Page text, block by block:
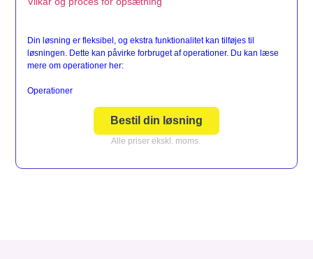
Din løsning er fleksibel, og ekstra funktionalitet kan tilføjes til
løsningen. Dette kan påvirke forbruget af operationer. Du kan læse
mere om operationer her:
Operationer
Bestil din løsning
Alle priser ekskl. moms.